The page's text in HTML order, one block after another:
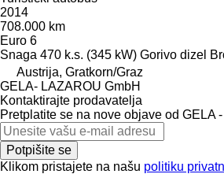
2014
708.000 km
Euro 6
Snaga 470 k.s. (345 kW) Gorivo dizel
Austrija, Gratkorn/Graz
GELA- LAZAROU GmbH
Kontaktirajte prodavatelja
Pretplatite se na nove objave od GELA
Potpišite se
Klikom pristajete na našu politiku